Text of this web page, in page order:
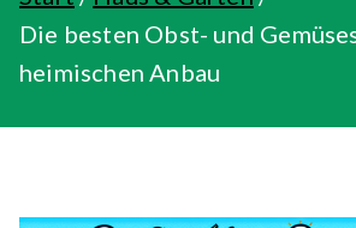
Die besten Obst- und
heimischen Anbau